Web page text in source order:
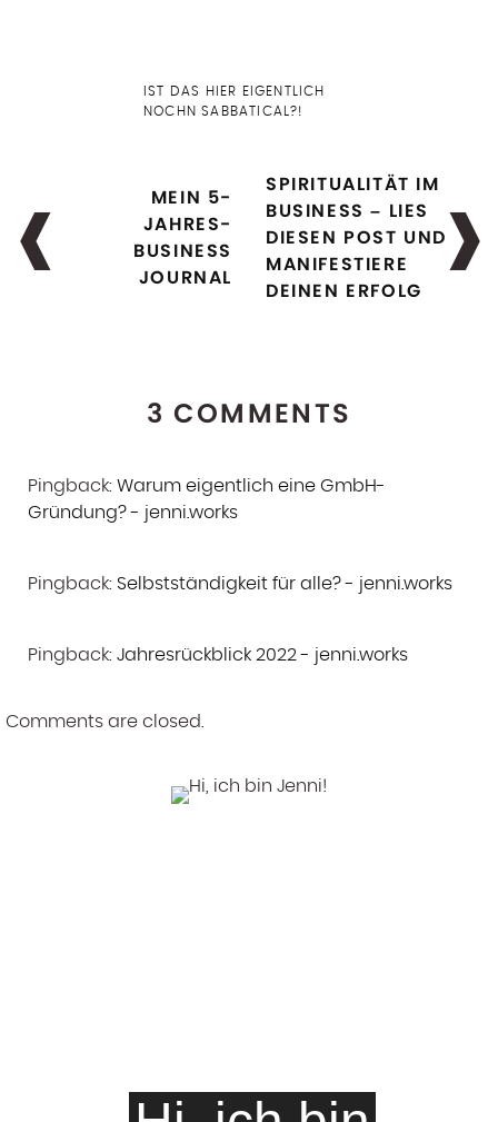
IST DAS HIER EIGENTLICH
NOCHN SABBATICAL?!
MEIN 5-
JAHRES-
BUSINESS
JOURNAL
SPIRITUALITÄT IM
BUSINESS – LIES
DIESEN POST UND
MANIFESTIERE
DEINEN ERFOLG
3 COMMENTS
Pingback: Warum eigentlich eine GmbH-
Gründung? - jenni.works
Pingback: Selbstständigkeit für alle? - jenni.works
Pingback: Jahresrückblick 2022 - jenni.works
Comments are closed.